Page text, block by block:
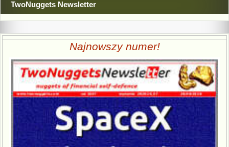
TwoNuggets Newsletter
Najnowszy numer!